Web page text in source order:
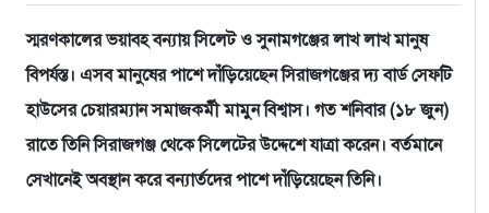
স্মরণকালের ভয়াবহ বন্যায় সিলেট ও সুনামগঞ্জের লাখ লাখ মানুষ
বিপর্যস্ত। এসব মানুষের পাশে দাঁড়িয়েছেন সিরাজগঞ্জের দ্য বার্ড সেফটি
হাউসের চেয়ারম্যান সমাজকর্মী মামুন বিশ্বাস। গত শনিবার (১৮ জুন)
রাতে তিনি সিরাজগঞ্জ থেকে সিলেটের উদ্দেশে যাত্রা করেন। বর্তমানে
সেখানেই অবস্থান করে বন্যার্তদের পাশে দাঁড়িয়েছেন তিনি।